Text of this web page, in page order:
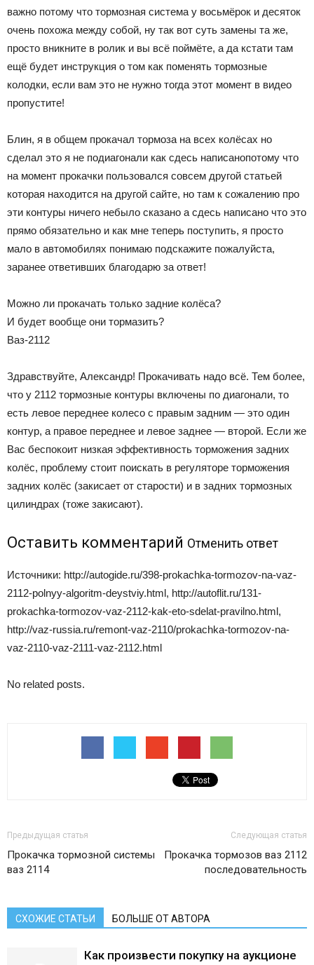
важно потому что тормозная система у восьмёрок и десяток
очень похожа между собой, ну так вот суть замены та же,
просто вникните в ролик и вы всё поймёте, а да кстати там
ещё будет инструкция о том как поменять тормозные
колодки, если вам это не нужно тогда этот момент в видео
пропустите!
Блин, я в общем прокачал тормоза на всех колёсах но
сделал это я не подиагонали как сдесь написанопотому что
на момент прокачки пользовался совсем другой статьей
которая находится на другой сайте, но там к сожалению про
эти контуры ничего небыло сказано а сдесь написано что это
прямо обязательно и как мне теперь поступить, я просто
мало в автомобилях понимаю подскажите пожалуйста,
заранее ответивших благодарю за ответ!
Можно ли прокачать только задние колёса?
И будет вообще они тормазить?
Ваз-2112
Здравствуйте, Александр! Прокачивать надо всё. Тем более,
что у 2112 тормозные контуры включены по диагонали, то
есть левое переднее колесо с правым задним — это один
контур, а правое переднее и левое заднее — второй. Если же
Вас беспокоит низкая эффективность торможения задних
колёс, проблему стоит поискать в регуляторе торможения
задних колёс (закисает от старости) и в задних тормозных
цилиндрах (тоже закисают).
Оставить комментарий Отменить ответ
Источники: http://autogide.ru/398-prokachka-tormozov-na-vaz-
2112-polnyy-algoritm-deystviy.html, http://autoflit.ru/131-
prokachka-tormozov-vaz-2112-kak-eto-sdelat-pravilno.html,
http://vaz-russia.ru/remont-vaz-2110/prokachka-tormozov-na-
vaz-2110-vaz-2111-vaz-2112.html
No related posts.
Предыдущая статья
Прокачка тормозной системы
ваз 2114
Следующая статья
Прокачка тормозов ваз 2112
последовательность
СХОЖИЕ СТАТЬИ БОЛЬШЕ ОТ АВТОРА
Как произвести покупку на аукционе